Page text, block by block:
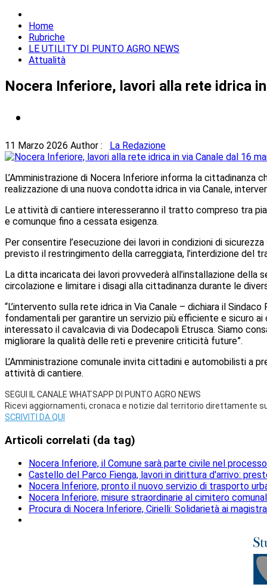
Home
Rubriche
LE UTILITY DI PUNTO AGRO NEWS
Attualità
Nocera Inferiore, lavori alla rete idrica
11 Marzo 2026 Author : La Redazione
L’Amministrazione di Nocera Inferiore informa la cittadinanza
realizzazione di una nuova condotta idrica in via Canale,
Le attività di cantiere interesseranno il tratto compreso tra
e comunque fino a cessata esigenza.
Per consentire l’esecuzione dei lavori in condizioni di
previsto il restringimento della carreggiata, l’interdizione del
La ditta incaricata dei lavori provvederà all’installazione della
circolazione e limitare i disagi alla cittadinanza durante le
“L’intervento sulla rete idrica in Via Canale – dichiara il
fondamentali per garantire un servizio più efficiente e sicuro
interessato il cavalcavia di via Dodecapoli Etrusca. Siamo
migliorare la qualità delle reti e prevenire criticità future”.
L’Amministrazione comunale invita cittadini e automobilisti a
attività di cantiere.
SEGUI IL CANALE WHATSAPP DI PUNTO AGRO NEWS
Ricevi aggiornamenti, cronaca e notizie dal territorio direttamente
SCRIVITI DA QUI
Articoli correlati (da tag)
Nocera Inferiore, il Comune sarà parte civile nel
Castello del Parco Fienga, lavori in dirittura d'arrivo:
Nocera Inferiore, pronto il nuovo servizio di trasporto
Nocera Inferiore, misure straordinarie al cimitero
Procura di Nocera Inferiore, Cirielli: Solidarietà ai